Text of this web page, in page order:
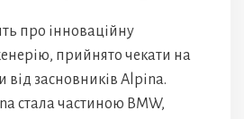
про інноваційну
прийнято чекати на
від засновників Alpina.
стала частиною BMW,